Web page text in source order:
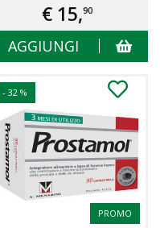
€ 15,90
AGGIUNGI
- 32 %
PROMO